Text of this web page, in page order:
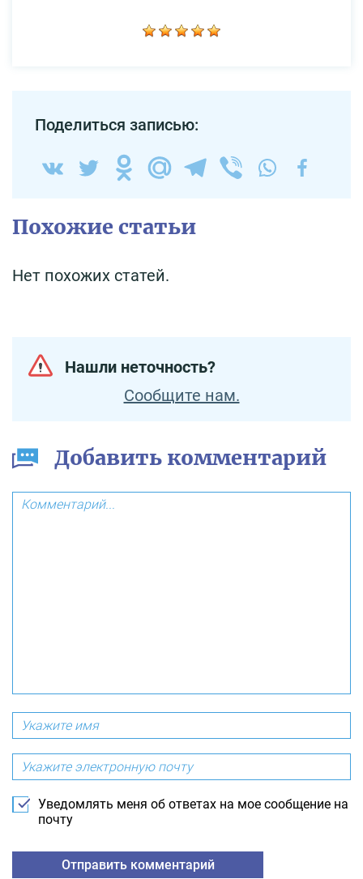
Поделиться записью:
Похожие статьи
Нет похожих статей.
Нашли неточность?
Сообщите нам.
Добавить комментарий
Уведомлять меня об ответах на мое сообщение на
почту